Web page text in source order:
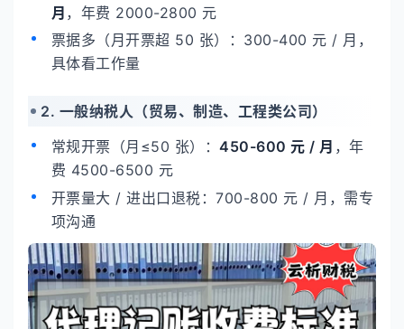
月 ，年费 2000-2800 元
票据多（月开票超 50 张）：300-400 元 / 月，
具体看工作量
2. 一般纳税人（贸易、制造、工程类公司）
常规开票（月≤50 张）：450-600 元 / 月 ，年
费 4500-6500 元
开票量大 / 进出口退税：700-800 元 / 月，需专
项沟通